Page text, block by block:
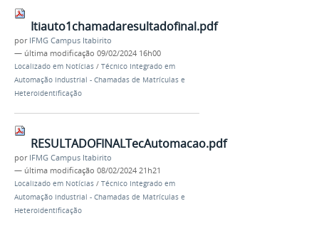
Itiauto1chamadaresultadofinal.pdf
por IFMG Campus Itabirito
— última modificação 09/02/2024 16h00
Localizado em Notícias / Técnico Integrado em
Automação Industrial - Chamadas de Matrículas e
Heteroidentificação
RESULTADOFINALTecAutomacao.pdf
por IFMG Campus Itabirito
— última modificação 08/02/2024 21h21
Localizado em Notícias / Técnico Integrado em
Automação Industrial - Chamadas de Matrículas e
Heteroidentificação